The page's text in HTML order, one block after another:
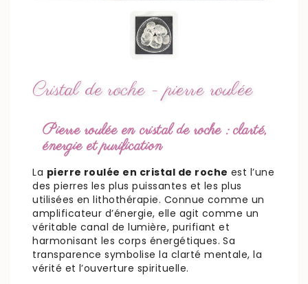
Cristal de roche - pierre roulée
Pierre roulée en cristal de roche : clarté,
énergie et purification
La pierre roulée en cristal de roche est l’une
des pierres les plus puissantes et les plus
utilisées en lithothérapie. Connue comme un
amplificateur d’énergie, elle agit comme un
véritable canal de lumière, purifiant et
harmonisant les corps énergétiques. Sa
transparence symbolise la clarté mentale, la
vérité et l’ouverture spirituelle.